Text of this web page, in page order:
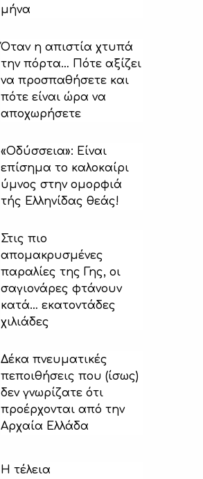
μήνα
Όταν η απιστία χτυπά
την πόρτα… Πότε αξίζει
να προσπαθήσετε και
πότε είναι ώρα να
αποχωρήσετε
«Οδύσσεια»: Είναι
επίσημα το καλοκαίρι
ύμνος στην ομορφιά
τής Ελληνίδας θεάς!
Στις πιο
απομακρυσμένες
παραλίες της Γης, οι
σαγιονάρες φτάνουν
κατά… εκατοντάδες
χιλιάδες
Δέκα πνευματικές
πεποιθήσεις που (ίσως)
δεν γνωρίζατε ότι
προέρχονται από την
Αρχαία Ελλάδα
H τέλεια